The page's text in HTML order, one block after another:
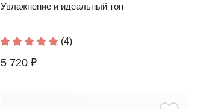
Увлажнение и идеальный тон
(4)
5 720 ₽